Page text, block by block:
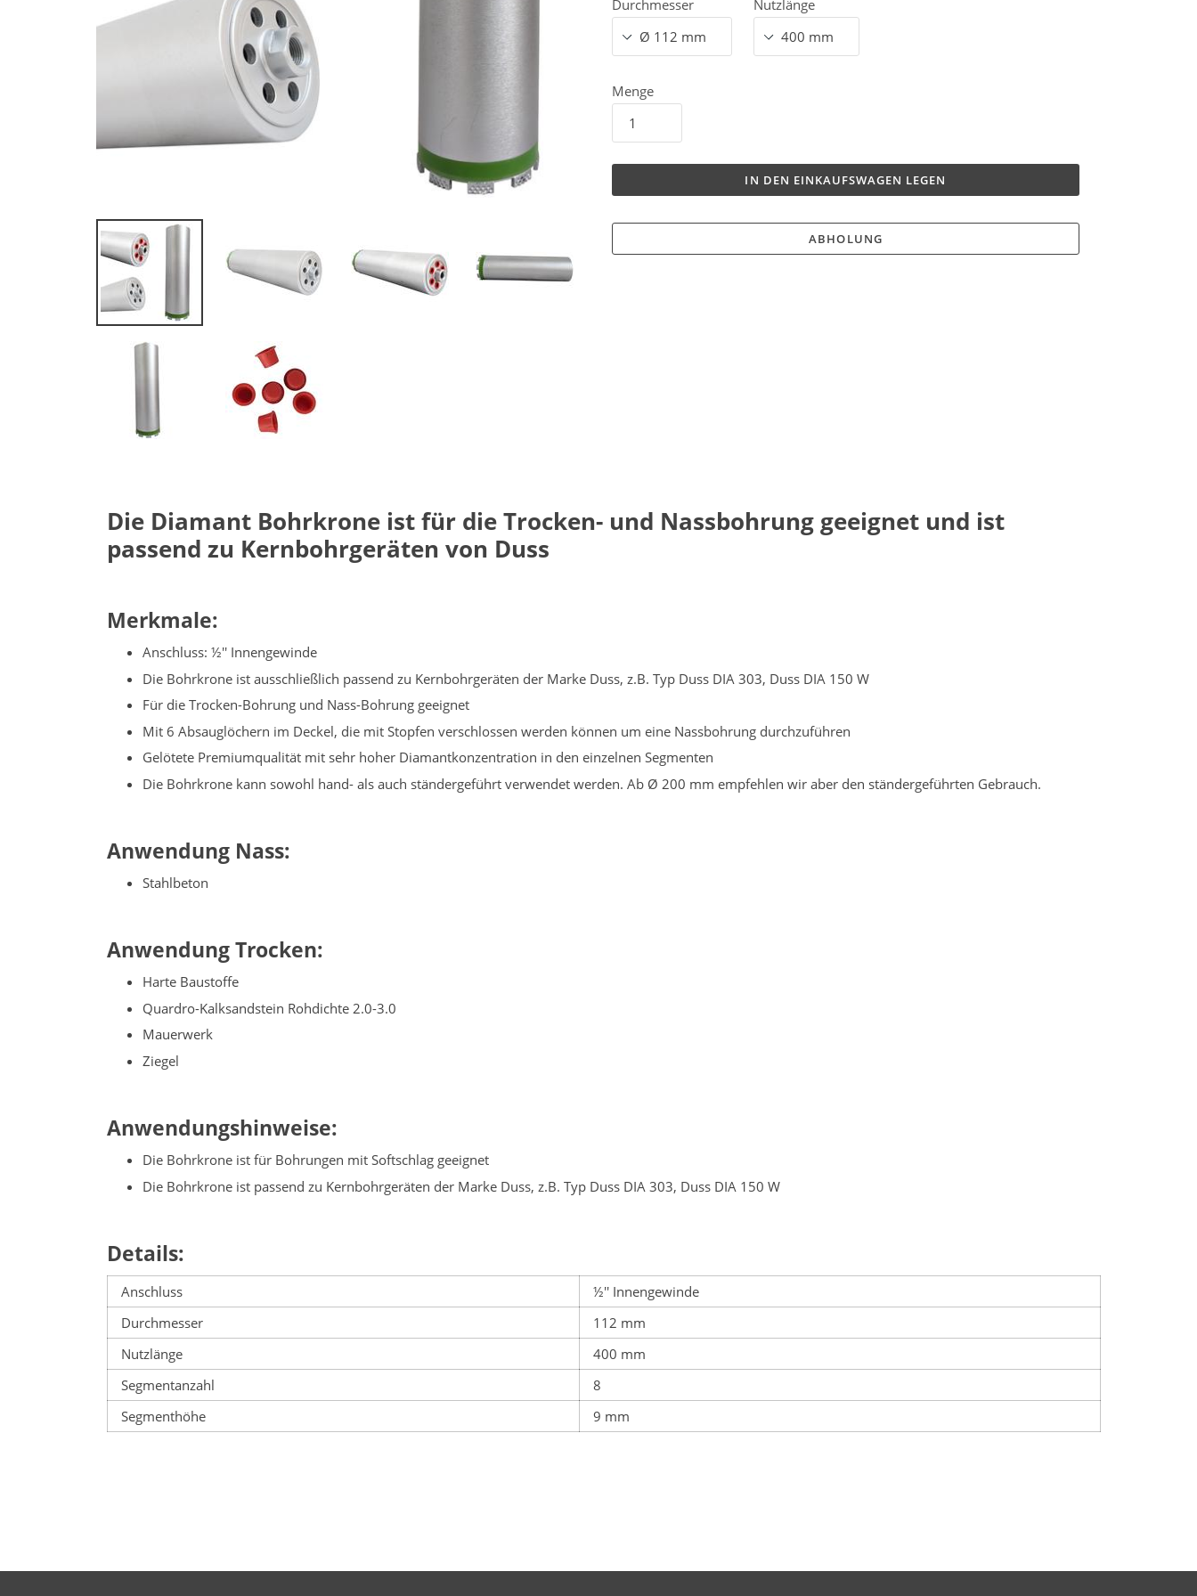
Durchmesser Nutzlänge
Menge
IN DEN EINKAUFSWAGEN LEGEN
ABHOLUNG
Die Diamant Bohrkrone ist für die Trocken- und Nassbohrung geeignet und ist
passend zu Kernbohrgeräten von Duss
Merkmale:
Anschluss: ½'' Innengewinde
Die Bohrkrone ist ausschließlich passend zu Kernbohrgeräten der Marke Duss, z.B. Typ Duss DIA 303, Duss DIA 150 W
Für die Trocken-Bohrung und Nass-Bohrung geeignet
Mit 6 Absauglöchern im Deckel, die mit Stopfen verschlossen werden können um eine Nassbohrung durchzuführen
Gelötete Premiumqualität mit sehr hoher Diamantkonzentration in den einzelnen Segmenten
Die Bohrkrone kann sowohl hand- als auch ständergeführt verwendet werden. Ab Ø 200 mm empfehlen wir aber den ständergeführten Gebrauch.
Anwendung Nass:
Stahlbeton
Anwendung Trocken:
Harte Baustoffe
Quardro-Kalksandstein Rohdichte 2.0-3.0
Mauerwerk
Ziegel
Anwendungshinweise:
Die Bohrkrone ist für Bohrungen mit Softschlag geeignet
Die Bohrkrone ist passend zu Kernbohrgeräten der Marke Duss, z.B. Typ Duss DIA 303, Duss DIA 150 W
Details:
Anschluss
½'' Innengewinde
Durchmesser
112 mm
Nutzlänge
400 mm
Segmentanzahl
8
Segmenthöhe
9 mm